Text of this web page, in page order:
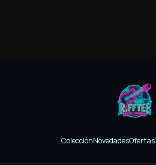
ColecciónNovedadesOfertas